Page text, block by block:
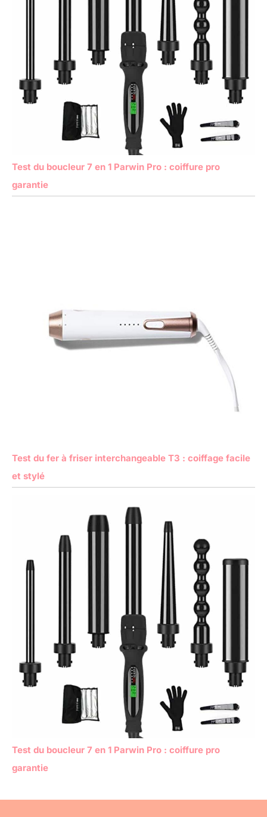
Test du boucleur 7 en 1 Parwin Pro : coiffure pro
garantie
Test du fer à friser interchangeable T3 : coiffage facile
et stylé
Test du boucleur 7 en 1 Parwin Pro : coiffure pro
garantie